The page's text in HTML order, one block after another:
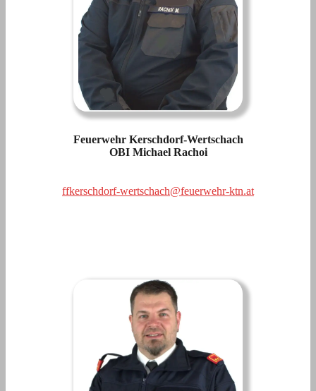
Feuerwehr Kerschdorf-Wertschach
OBI Michael Rachoi
ffkerschdorf-wertschach@feuerwehr-ktn.at